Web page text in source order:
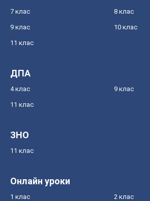
7 клас 8 клас
9 клас 10 клас
11 клас
ДПА
4 клас 9 клас
11 клас
ЗНО
11 клас
Онлайн уроки
1 клас 2 клас